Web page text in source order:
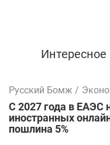
Русский Бомж /
С 2027 года в ЕАЭС
иностранных
пошлина 5%